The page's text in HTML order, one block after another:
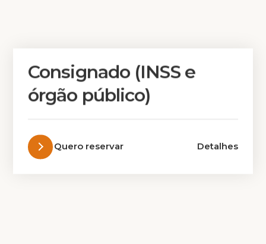
Consignado (INSS e
órgão público)
Quero reservar Detalhes